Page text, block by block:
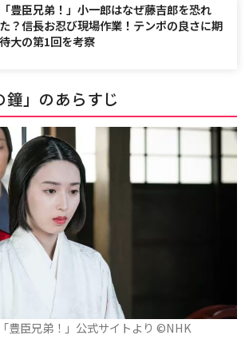
「豊臣兄弟！」小一郎はなぜ藤吉郎を恐れ
た？信長お忍び現場作業！テンポの良さに期
待大の第1回を考察
」のあらすじ
豊臣兄弟！」公式サイトより ©️NHK